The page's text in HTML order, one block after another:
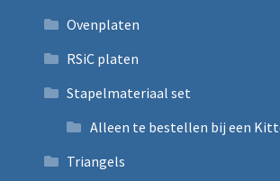
Ovenplaten
RSiC platen
Stapelmateriaal set
Alleen te bestellen bij een
Triangels